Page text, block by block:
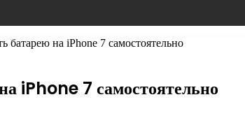
батарею на iPhone 7 самостоятельно
iPhone 7 самостоятельно